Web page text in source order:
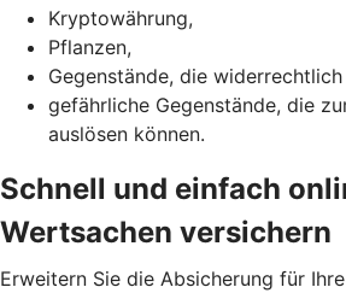
Kryptowährung,
Pflanzen,
Gegenstände, die
gefährliche Gegenstände, die
auslösen können.
Schnell und einfach
Wertsachen versichern
Erweitern Sie die Absicherung für